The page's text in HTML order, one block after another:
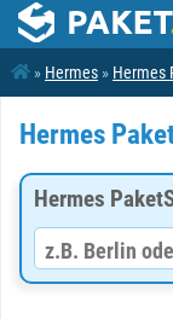
» Hermes » Hermes
Hermes
Hermes